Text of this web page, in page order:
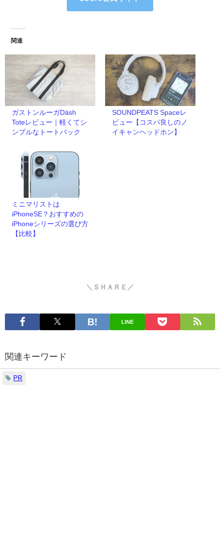
関連
ガストンルーガDäsh
Toteレビュー｜軽くてシ
ンプルなトートバック
SOUNDPEATS Spaceレ
ビュー【コスパ良しのノ
イキャンヘッドホン】
ミニマリストは
iPhoneSE？おすすめの
iPhoneシリーズの選び方
【比較】
＼ＳＨＡＲＥ／
LINE
関連キーワード
PR